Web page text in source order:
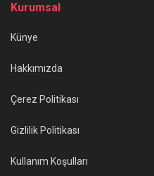
Kurumsal
Künye
Hakkımızda
Çerez Politikası
Gizlilik Politikası
Kullanım Koşulları